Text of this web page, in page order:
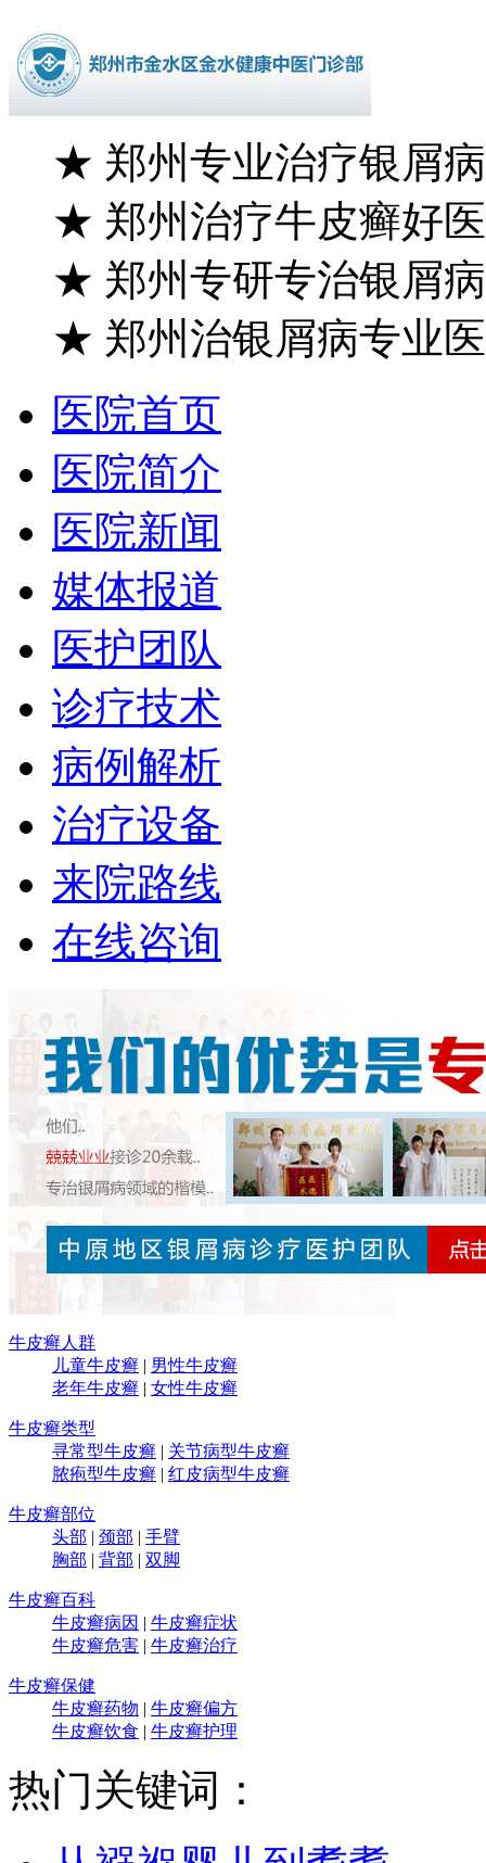
★ 郑州专业治疗银屑
★ 郑州治疗牛皮癣好
★ 郑州专研专治银屑
★ 郑州治银屑病专业
医院首页
医院简介
医院新闻
媒体报道
医护团队
诊疗技术
病例解析
治疗设备
来院路线
在线咨询
牛皮癣人群
儿童牛皮癣 | 男性牛皮癣
老年牛皮癣 | 女性牛皮癣
牛皮癣类型
寻常型牛皮癣 | 关节病型牛皮癣
脓疱型牛皮癣 | 红皮病型牛皮癣
牛皮癣部位
头部 | 颈部 | 手臂
胸部 | 背部 | 双脚
牛皮癣百科
牛皮癣病因 | 牛皮癣症状
牛皮癣危害 | 牛皮癣治疗
牛皮癣保健
牛皮癣药物 | 牛皮癣偏方
牛皮癣饮食 | 牛皮癣护理
热门关键词：